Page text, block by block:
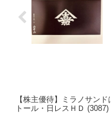
【株主優待】ミラノサン
トール・日レスＨＤ (3087)